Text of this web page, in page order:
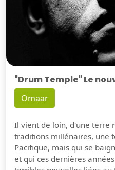
"Drum Temple" Le
Omaar
Il vient de loin, d'une terre
traditions millénaires, une
Pacifique, mais qui se
et qui ces dernières